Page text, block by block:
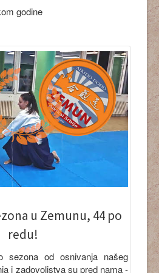
godine
u Zemunu, 44 po
redu!
sezona od osnivanja našeg
i zadovoljstva su pred nama -